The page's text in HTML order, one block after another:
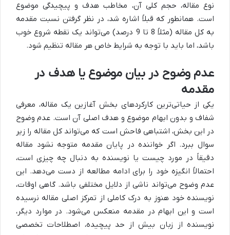
نوع مقاله، حجم کلی آن، مخاطب هدف و پیچیدگی موضوع
است. همانطور که قبلاً اشاره شد، در نظر گرفتن نسبت مقدمه
به کل مقاله (مثلاً 8 تا 9 درصد) می‌تواند یک نقطه شروع خوب
باشد، اما باید با توجه به شرایط خاص هر مقاله تنظیم شود.
عدم وضوح در بیان موضوع یا هدف در
مقدمه
یکی از حیاتی‌ترین کارکردهای بخش آغازین یک مقاله، معرفی
شفاف و بدون ابهام موضوع و هدف اصلی آن است. عدم وضوح
در این بخش، اشتباهی فاحش است که می‌تواند کل مقاله را زیر
سوال ببرد. اگر خواننده در پایان مقدمه متوجه نشود مقاله
دقیقاً در مورد چیست یا نویسنده به دنبال چه چیزی است،
احتمالاً انگیزه خود را برای ادامه مطالعه از دست می‌دهد. این
عدم وضوح می‌تواند ناشی از دلایل مختلفی باشد. گاهی اوقات،
نویسنده خود هنوز به درک کاملی از تمرکز اصلی مقاله نرسیده
است و این ابهام در مقدمه منعکس می‌شود. در موارد دیگر،
نویسنده از زبان بیش از حد پیچیده، اصطلاحات تخصصی